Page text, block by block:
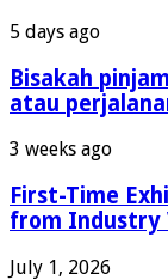
5 days ago
Bisakah
atau
3 weeks ago
First-Time
from Industry
July 1, 2026